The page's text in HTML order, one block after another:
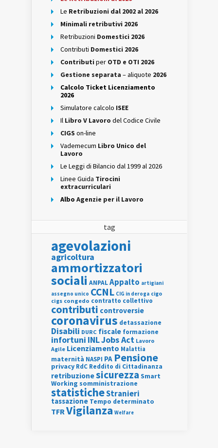
Le Retribuzioni dal 2002 al 2026
Minimali retributivi 2026
Retribuzioni Domestici 2026
Contributi Domestici 2026
Contributi per OTD e OTI 2026
Gestione separata – aliquote 2026
Calcolo Ticket Licenziamento
2026
Simulatore calcolo ISEE
Il Libro V Lavoro del Codice Civile
CIGS on-line
Vademecum Libro Unico del
Lavoro
Le Leggi di Bilancio dal 1999 al 2026
Linee Guida Tirocini
extracurriculari
Albo Agenzie per il Lavoro
tag
agevolazioni
agricoltura
ammortizzatori
sociali ANPALAppalto artigiani
assegno unico CCNL CIG in deroga cigo
cigs congedo contratto collettivo
contributi controversie
coronavirus detassazione
Disabili DURC fiscale formazione
infortuni INLJobs Act Lavoro
Agile Licenziamento Malattia
maternità NASPI PA Pensione
privacy RdC Reddito di Cittadinanza
retribuzionesicurezza Smart
Working somministrazione
statisticheStranieri
tassazione Tempo determinato
TFRVigilanza Welfare